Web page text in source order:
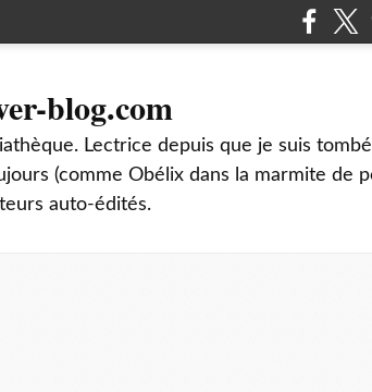
blog.com
Lectrice depuis que je suis
(comme Obélix dans la marmite de
auto-édités.